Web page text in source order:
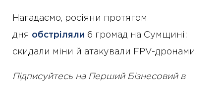
Нагадаємо, росіяни протягом
дня обстріляли 6 громад на Сумщині:
скидали міни й атакували FPV-дронами.
Підписуйтесь на Перший Бізнесовий в